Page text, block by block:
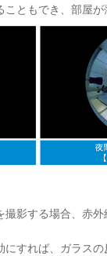
ともでき、部屋
撮影する場合、赤
にすれば、ガラス